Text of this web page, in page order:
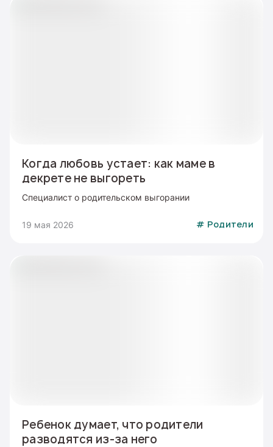
Когда любовь устает: как маме в
декрете не выгореть
Специалист о родительском выгорании
19 мая 2026 # Родители
Ребенок думает, что родители
разводятся из-за него